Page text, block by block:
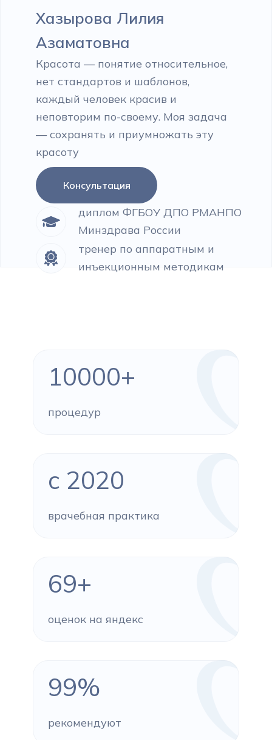
Хазырова Лилия
Азаматовна
Красота — понятие относительное,
нет стандартов и шаблонов,
каждый человек красив и
неповторим по-своему. Моя задача
— сохранять и приумножать эту
красоту
Консультация
диплом ФГБОУ ДПО РМАНПО
Минздрава России
тренер по аппаратным и
инъекционным методикам
99%
рекомендуют
69+
оценок на яндекс
с 2020
врачебная практика
10000+
процедур